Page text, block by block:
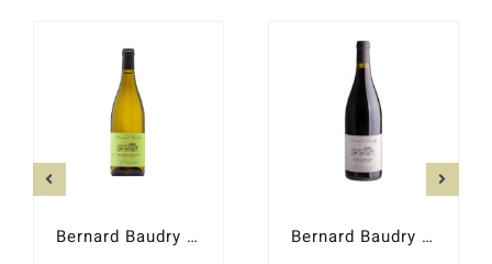
Bernard Baudry Blanc 2023 Bernard Baudry Le Domaine 2022